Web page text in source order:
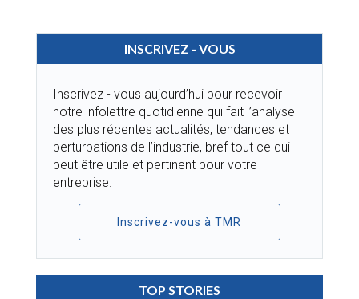
INSCRIVEZ - VOUS
Inscrivez - vous aujourd’hui pour recevoir
notre infolettre quotidienne qui fait l’analyse
des plus récentes actualités, tendances et
perturbations de l’industrie, bref tout ce qui
peut être utile et pertinent pour votre
entreprise.
Inscrivez-vous à TMR
TOP STORIES